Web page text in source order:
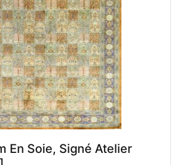
En Soie, Signé Atelier